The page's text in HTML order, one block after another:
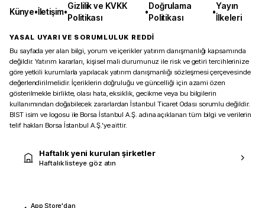
Künye•İletişim•
Gizlilik ve KVKK
Politikası
•
Doğrulama
Politikası
•
Yayın
İlkeleri
YASAL UYARI VE SORUMLULUK REDDİ
Bu sayfada yer alan bilgi, yorum ve içerikler yatırım danışmanlığı kapsamında
değildir. Yatırım kararları, kişisel mali durumunuz ile risk ve getiri tercihlerinize
göre yetkili kurumlarla yapılacak yatırım danışmanlığı sözleşmesi çerçevesinde
değerlendirilmelidir. İçeriklerin doğruluğu ve güncelliği için azami özen
gösterilmekle birlikte, olası hata, eksiklik, gecikme veya bu bilgilerin
kullanımından doğabilecek zararlardan İstanbul Ticaret Odası sorumlu değildir.
BIST isim ve logosu ile Borsa İstanbul A.Ş. adına açıklanan tüm bilgi ve verilerin
telif hakları Borsa İstanbul A.Ş.’ye aittir.
Haftalık yeni kurulan şirketler
Haftalık listeye göz atın
App Store'dan